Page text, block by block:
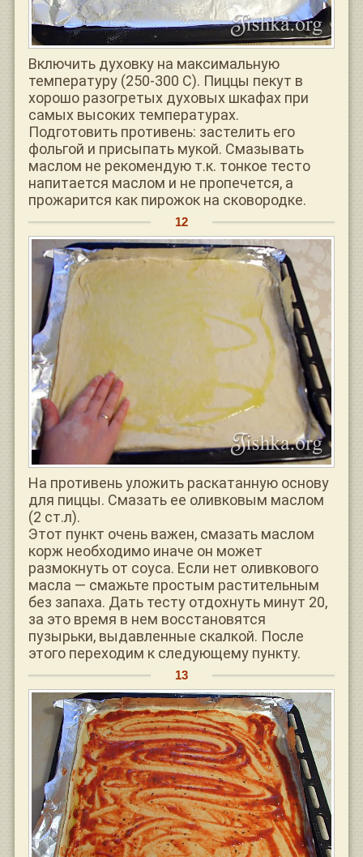
Включить духовку на максимальную
температуру (250-300 С). Пиццы пекут в
хорошо разогретых духовых шкафах при
самых высоких температурах.
Подготовить противень: застелить его
фольгой и присыпать мукой. Смазывать
маслом не рекомендую т.к. тонкое тесто
напитается маслом и не пропечется, а
прожарится как пирожок на сковородке.
На противень уложить раскатанную основу
для пиццы. Смазать ее оливковым маслом
(2 ст.л).
Этот пункт очень важен, смазать маслом
корж необходимо иначе он может
размокнуть от соуса. Если нет оливкового
масла — смажьте простым растительным
без запаха. Дать тесту отдохнуть минут 20,
за это время в нем восстановятся
пузырьки, выдавленные скалкой. После
этого переходим к следующему пункту.